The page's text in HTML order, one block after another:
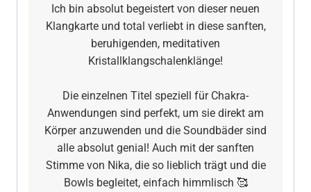
Ich bin absolut begeistert von dieser neuen
Klangkarte und total verliebt in diese sanften,
beruhigenden, meditativen
Kristallklangschalenklänge!
Die einzelnen Titel speziell für Chakra-
Anwendungen sind perfekt, um sie direkt am
Körper anzuwenden und die Soundbäder sind
alle absolut genial! Auch mit der sanften
Stimme von Nika, die so lieblich trägt und die
Bowls begleitet, einfach himmlisch 🥰